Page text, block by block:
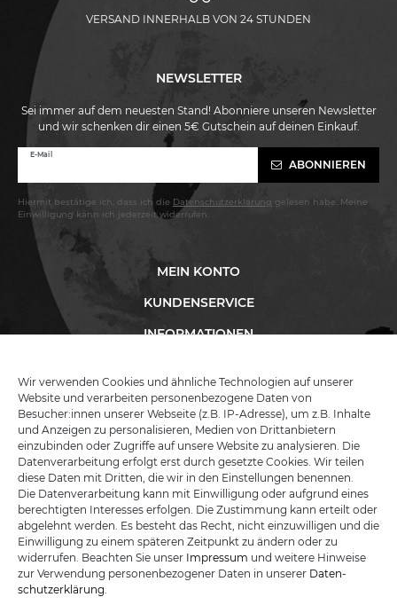
VERSAND INNERHALB VON 24 STUNDEN
MEIN KONTO
KUNDENSERVICE
INFORMATIONEN
NEWSLETTER
Sei immer auf dem neuesten Stand! Abonniere unseren Newsletter
und wir schenken dir einen 5€ Gutschein auf deinen Einkauf.
E-Mail
ABONNIEREN
Newsletter
Hiermit bestätige ich, dass ich die Daten­schutz­erklärung gelesen habe. Meine
Einwilligung kann ich jederzeit widerrufen.
KATANA-LAND
R.B. Trading GmbH
Lutzweg 2a
D - 04910 Elsterwerda
Hotline: +49 (0) 3533487781
Technik: +49 (0) 3533487440
Mail: info@katana-land.de
Wir verwenden Cookies und ähnliche Technologien auf unserer
Website und verarbeiten personenbezogene Daten von
Besucher:innen unserer Webseite (z.B. IP-Adresse), um z.B. Inhalte
und Anzeigen zu personalisieren, Medien von Drittanbietern
einzubinden oder Zugriffe auf unsere Website zu analysieren. Die
Datenverarbeitung erfolgt erst durch gesetzte Cookies. Wir teilen
diese Daten mit Dritten, die wir in den Einstellungen benennen.
Die Datenverarbeitung kann mit Einwilligung oder aufgrund eines
berechtigten Interesses erfolgen. Die Zustimmung kann erteilt oder
abgelehnt werden. Es besteht das Recht, nicht einzuwilligen und die
Einwilligung zu einem späteren Zeitpunkt zu ändern oder zu
widerrufen. Beachten Sie unser Impressum und weitere Hinweise
zur Verwendung personenbezogener Daten in unserer Daten­
schutz­erklärung.